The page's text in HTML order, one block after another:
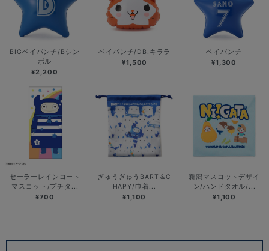
BIGベイパンチ/Bシン
ボル
¥2,200
ベイパンチ/DB.キララ
¥1,500
ベイパンチ
¥1,300
セーラーレインコート
マスコット/プチタ...
¥700
ぎゅうぎゅうBART＆C
HAPY/巾着...
¥1,100
新潟マスコットデザイ
ン/ハンドタオル/...
¥1,100